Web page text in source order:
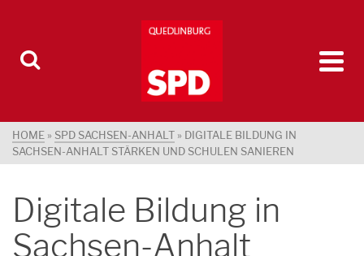
HOME » SPD SACHSEN-ANHALT » DIGITALE BILDUNG IN
SACHSEN-ANHALT STÄRKEN UND SCHULEN SANIEREN
Digitale Bildung in
Sachsen-Anhalt